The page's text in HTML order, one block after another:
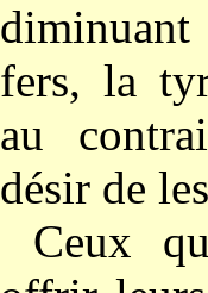
fers, la
au
désir de
Ceux